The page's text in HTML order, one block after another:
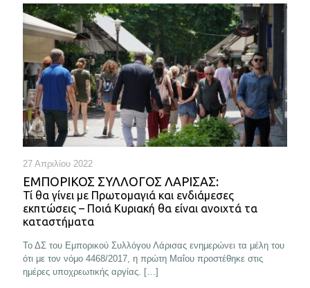
27 Απριλίου 2022
ΕΜΠΟΡΙΚΌΣ ΣΎΛΛΟΓΟΣ ΛΆΡΙΣΑΣ:
Τί θα γίνει με Πρωτομαγιά και ενδιάμεσες
εκπτώσεις – Ποιά Κυριακή θα είναι ανοιχτά τα
καταστήματα
Το ΔΣ του Εμπορικού Συλλόγου Λάρισας ενημερώνει τα μέλη του
ότι με τον νόμο 4468/2017, η πρώτη Μαΐου προστέθηκε στις
ημέρες υποχρεωτικής αργίας. […]